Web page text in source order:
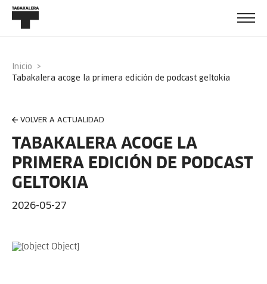
Inicio
tabakalera acoge la primera edición de podcast geltokia
VOLVER A ACTUALIDAD
TABAKALERA ACOGE LA
PRIMERA EDICIÓN DE PODCAST
GELTOKIA
2026-05-27